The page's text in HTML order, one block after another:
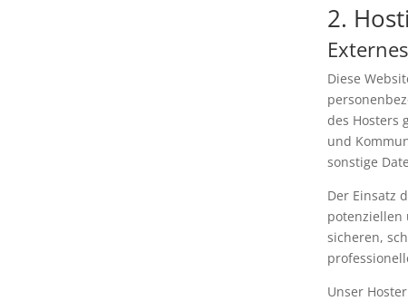
2.
Diese
des Hosters
und
sonstige
Der Einsatz
potenziellen
sicheren,
Unser